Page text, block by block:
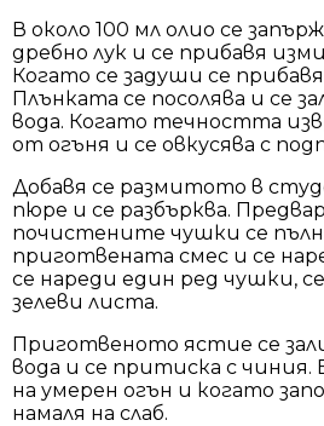
В около 100 мл олио се
дребно лук и се прибавя
Когато се задуши се
Плънката се посолява и се
вода. Когато течността
от огъня и се овкусява с
Добавя се размитото в
пюре и се разбърква.
почистените чушки се
приготвената смес и се
се нареди един ред чушки,
зелеви листа.
Приготвеното ястие се
вода и се притиска с чиния.
на умерен огън и когато
намаля на слаб.